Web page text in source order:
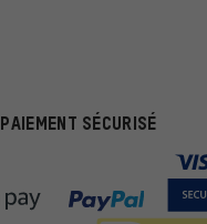
PAIEMENT SÉCURISÉ